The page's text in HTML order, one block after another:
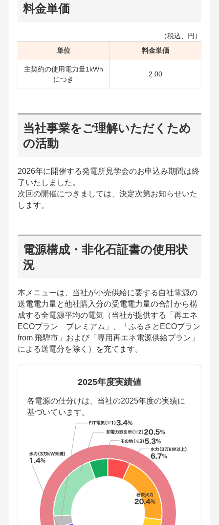
料金単価
（税込、円）
単位
料金単価
主契約の使用電力量1kWh
につき
2.00
当社事業をご理解いただくため
の活動
2026年に開催する発電所見学会のお申込み期間は終
了いたしました。
次回の開催につきましては、決定次第お知らせいた
します。
電源構成・非化石証書の使用状
況
本メニューは、当社が小売供給に要する自社電源の
送電電力量と他社購入分の受電電力量の合計から構
成する全電源平均の電気（当社が提供する「再エネ
ECOプラン プレミアム」、「ふるさとECOプラン
from 飛騨市」および「専用再エネ電源供給プラン」
による送電分を除く）を充てます。
2025年度実績値
各電源の仕分けは、当社の2025年度の実績に
基づいています。